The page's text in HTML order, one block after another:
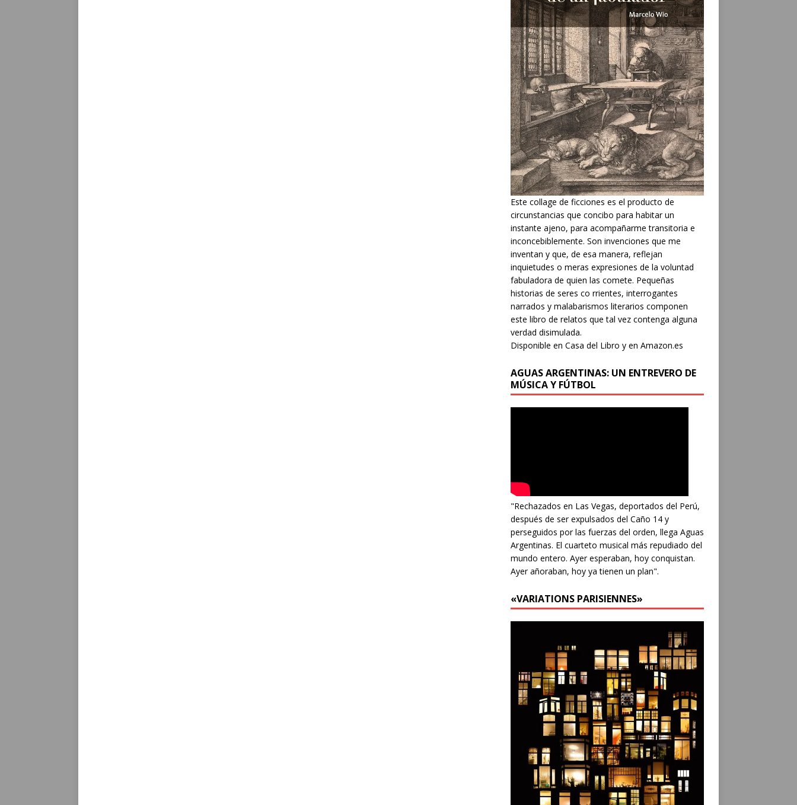
Este collage de ficciones es el producto de
circunstancias que concibo para habitar un
instante ajeno, para acompañarme transitoria e
inconcebiblemente. Son invenciones que me
inventan y que, de esa manera, reflejan
inquietudes o meras expresiones de la voluntad
fabuladora de quien las comete. Pequeñas
historias de seres co rrientes, interrogantes
narrados y malabarismos literarios componen
este libro de relatos que tal vez contenga alguna
verdad disimulada.
Disponible en Casa del Libro y en Amazon.es
AGUAS ARGENTINAS: UN ENTREVERO DE
MÚSICA Y FÚTBOL
"Rechazados en Las Vegas, deportados del Perú,
después de ser expulsados del Caño 14 y
perseguidos por las fuerzas del orden, llega Aguas
Argentinas. El cuarteto musical más repudiado del
mundo entero. Ayer esperaban, hoy conquistan.
Ayer añoraban, hoy ya tienen un plan".
«VARIATIONS PARISIENNES»